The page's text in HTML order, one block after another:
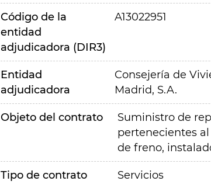
Código de la
entidad
adjudicadora (DIR3)
A13022951
Entidad
adjudicadora
Consejería de
Madrid, S.A.
Objeto del contrato
Suministro de
pertenecientes
de freno,
Tipo de contrato Servicios